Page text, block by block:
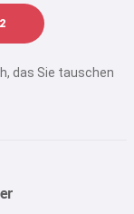
das Sie tauschen